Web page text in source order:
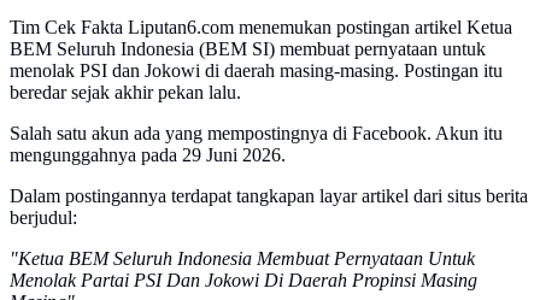
Tim Cek Fakta Liputan6.com menemukan postingan artikel Ketua
BEM Seluruh Indonesia (BEM SI) membuat pernyataan untuk
menolak PSI dan Jokowi di daerah masing-masing. Postingan itu
beredar sejak akhir pekan lalu.
Salah satu akun ada yang mempostingnya di Facebook. Akun itu
mengunggahnya pada 29 Juni 2026.
Dalam postingannya terdapat tangkapan layar artikel dari situs berita
berjudul:
"Ketua BEM Seluruh Indonesia Membuat Pernyataan Untuk
Menolak Partai PSI Dan Jokowi Di Daerah Propinsi Masing